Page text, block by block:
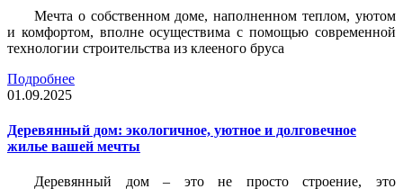
Мечта о собственном доме, наполненном теплом, уютом
и комфортом, вполне осуществима с помощью современной
технологии строительства из клееного бруса
Подробнее
01.09.2025
Деревянный дом: экологичное, уютное и долговечное
жилье вашей мечты
Деревянный дом – это не просто строение, это